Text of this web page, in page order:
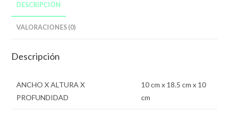
DESCRIPCIÓN
VALORACIONES (0)
Descripción
ANCHO X ALTURA X
PROFUNDIDAD
10 cm x 18.5 cm x 10
cm